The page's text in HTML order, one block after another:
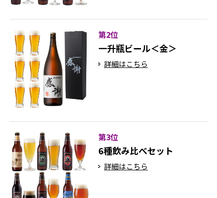
第2位
一升瓶ビール＜金＞
詳細はこちら
第3位
6種飲み比べセット
詳細はこちら